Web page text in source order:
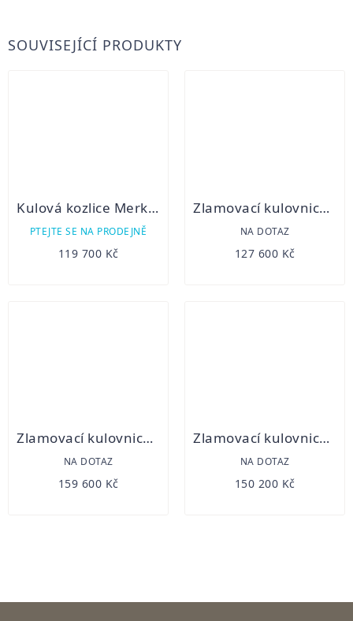
SOUVISEJÍCÍ PRODUKTY
Kulová kozlice Merkel B3
PTEJTE SE NA PRODEJNĚ
119 700 Kč
Zlamovací kulovnice Blaser K 95 Ultimate
NA DOTAZ
127 600 Kč
Zlamovací kulovnice Blaser K 95 Luxus
NA DOTAZ
159 600 Kč
Zlamovací kulovnice Blaser K 95 Ultimate leather
NA DOTAZ
150 200 Kč